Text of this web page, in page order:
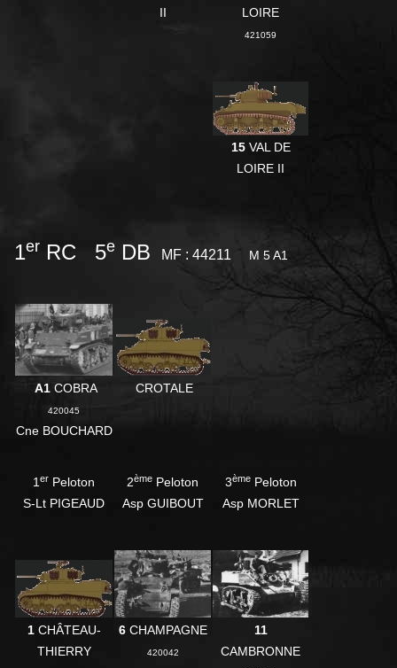
II
LOIRE
421059
15VAL DE
LOIRE II
1er RC 5e DB MF : 44211 M 5 A1
A1COBRA
420045
Cne BOUCHARD
CROTALE
1 er Peloton
S-Lt PIGEAUD
2ème Peloton
Asp GUIBOUT
3èmePeloton
Asp MORLET
1CHÂTEAU-
THIERRY
6CHAMPAGNE
420042
11
CAMBRONNE